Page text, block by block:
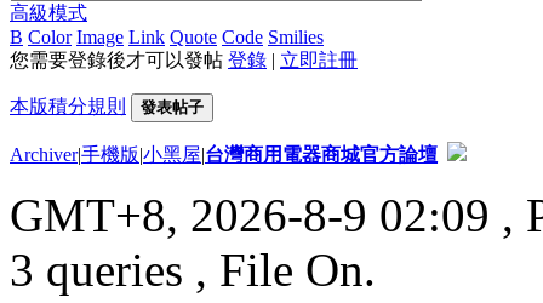
高級模式
B Color Image Link Quote Code Smilies
您需要登錄後才可以發帖 登錄 | 立即註冊
本版積分規則 發表帖子
Archiver|手機版|小黑屋|台灣商用電器商城官方論壇
GMT+8, 2026-8-9 02:09 ,
3 queries , File On.